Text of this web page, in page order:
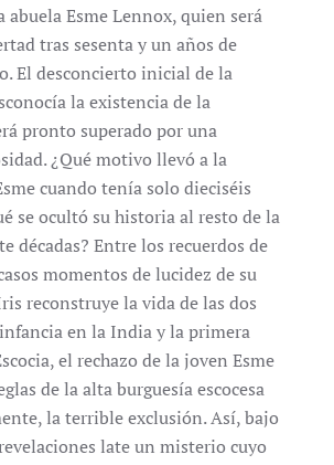
abuela Esme Lennox, quien será
tras sesenta y un años de
El desconcierto inicial de la
la existencia de la
pronto superado por una
¿Qué motivo llevó a la
cuando tenía solo dieciséis
se ocultó su historia al resto de la
décadas? Entre los recuerdos de
momentos de lucidez de su
reconstruye la vida de las dos
en la India y la primera
el rechazo de la joven Esme
de la alta burguesía escocesa
la terrible exclusión. Así, bajo
late un misterio cuyo